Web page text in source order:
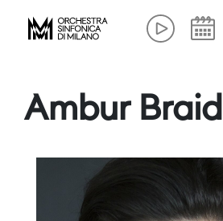
Ambur Braid